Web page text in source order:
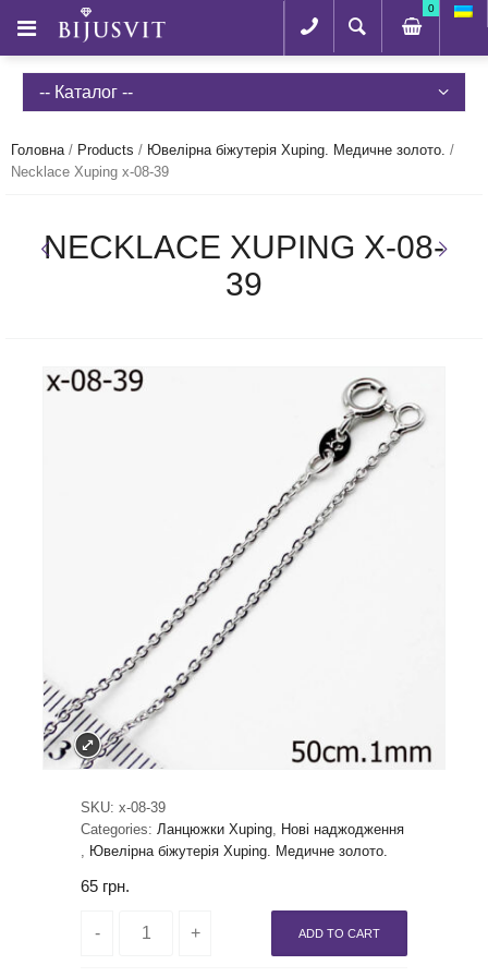
0
-- Каталог --
Головна/ Products / Ювелірна біжутерія Xuping. Медичне золото. /
Necklace Xuping x-08-39
NECKLACE XUPING X-08-
39
SKU: x-08-39
Categories: Ланцюжки Xuping, Нові наджодження
, Ювелірна біжутерія Xuping. Медичне золото.
65 грн.
ADD TO CART